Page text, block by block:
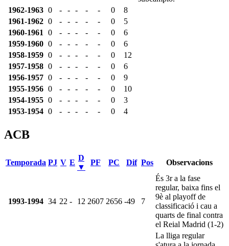
1962-1963 0 - - - - - 0
8
1961-1962 0 - - - - - 0
5
1960-1961
0 - - - - - 0
6
1959-1960 0 - - - - - 0
6
1958-1959 0 - - - - - 0
12
1957-1958 0 - - - - - 0
6
1956-1957 0 - - - - - 0
9
1955-1956 0 - - - - - 0
10
1954-1955 0 - - - - - 0
3
1953-1954 0 - - - - - 0 4
ACB
Temporada PJ V E
D
▼
PF PC Dif Pos Observacions
1993-1994 34 22 - 12 2607 2656 -49 7
És 3r a la fase
regular, baixa fins el
9è al playoff de
classificació i cau a
quarts de final contra
el Reial Madrid (1-2)
La lliga regular